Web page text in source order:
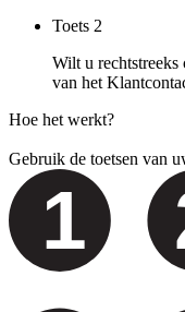
Toets 2
Wilt u rechtstreeks
van het
Hoe het werkt?
Gebruik de toetsen van
1